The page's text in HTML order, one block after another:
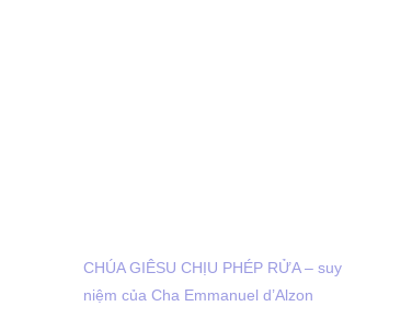
CHÚA GIÊSU CHỊU PHÉP RỬA – suy
niệm của Cha Emmanuel d’Alzon